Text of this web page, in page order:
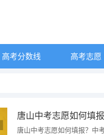
高考分数线 高考志愿
唐山中考志愿如何填报
唐山中考志愿如何填报？中